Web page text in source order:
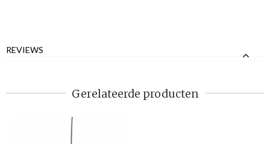
REVIEWS
Gerelateerde producten